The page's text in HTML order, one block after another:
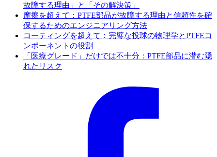
故障する理由」と「その解決策」
摩擦を超えて：PTFE部品が故障する理由と信頼性を確
保するためのエンジニアリング方法
コーティングを超えて：完璧な投球の物理学とPTFEコ
ンポーネントの役割
「医療グレード」だけでは不十分：PTFE部品に潜む隠
れたリスク